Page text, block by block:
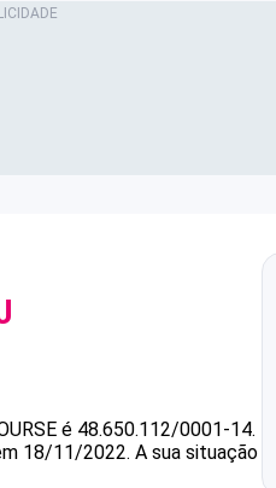
é 48.650.112/0001-14.
18/11/2022. A sua situação